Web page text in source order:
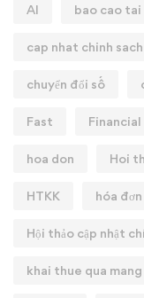
AI bao cao tai
cap nhat chinh
chuyển đổi số
Fast
hoa don Hoi
HTKK hóa
Hội thảo cập nhật
khai thue qua mang